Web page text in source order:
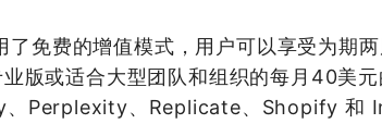
免费的增值模式，用户可以享受为期
版或适合大型团队和组织的每月40美
Perplexity、Replicate、Shopify 和